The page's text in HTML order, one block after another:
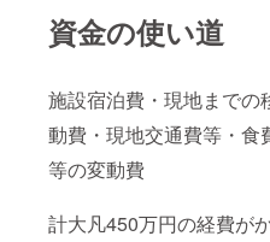
資金の使い道
施設宿泊費・現地までの
動費・現地交通費等・食
等の変動費
計大凡450万円の経費が